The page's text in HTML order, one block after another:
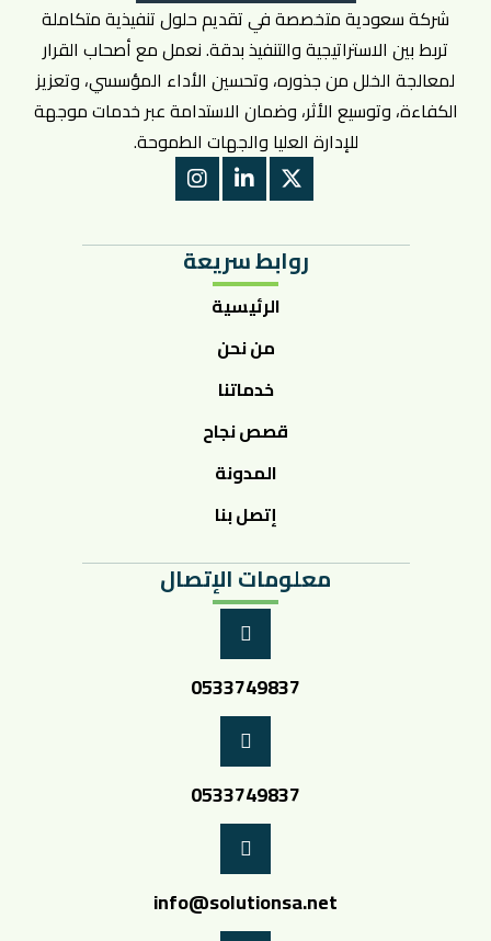
شركة سعودية متخصصة في تقديم حلول تنفيذية متكاملة
تربط بين الاستراتيجية والتنفيذ بدقة. نعمل مع أصحاب القرار
لمعالجة الخلل من جذوره، وتحسين الأداء المؤسسي، وتعزيز
الكفاءة، وتوسيع الأثر، وضمان الاستدامة عبر خدمات موجهة
للإدارة العليا والجهات الطموحة.
روابط سريعة
الرئيسية
من نحن
خدماتنا
قصص نجاح
المدونة
إتصل بنا
معلومات الإتصال
0533749837
0533749837
info@solutionsa.net